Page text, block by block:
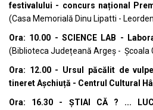
festivalului - concurs național
(Casa Memorială Dinu Lipatti -
Ora: 10.00 - SCIENCE LAB -
(Biblioteca Județeană Argeș - Școala
Ora: 12.00 - Ursul păcălit de
tineret Așchiuță - Centrul Cultural
Ora: 16.30 - ȘTIAI CĂ ? ...